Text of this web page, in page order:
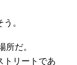
。
所だ。
トリートであ